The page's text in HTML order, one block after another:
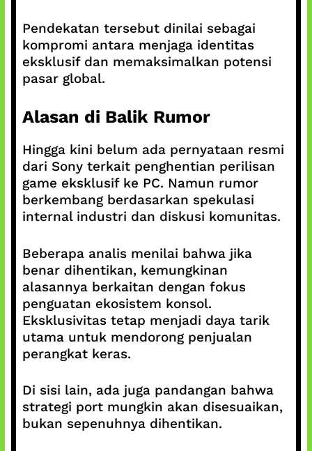
Pendekatan tersebut dinilai sebagai
kompromi antara menjaga identitas
eksklusif dan memaksimalkan potensi
pasar global.
Alasan di Balik Rumor
Hingga kini belum ada pernyataan resmi
dari Sony terkait penghentian perilisan
game eksklusif ke PC. Namun rumor
berkembang berdasarkan spekulasi
internal industri dan diskusi komunitas.
Beberapa analis menilai bahwa jika
benar dihentikan, kemungkinan
alasannya berkaitan dengan fokus
penguatan ekosistem konsol.
Eksklusivitas tetap menjadi daya tarik
utama untuk mendorong penjualan
perangkat keras.
Di sisi lain, ada juga pandangan bahwa
strategi port mungkin akan disesuaikan,
bukan sepenuhnya dihentikan.